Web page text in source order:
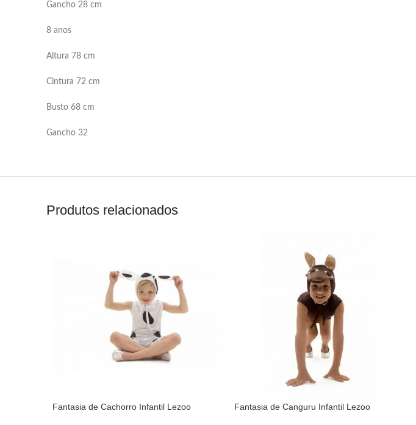
Gancho 28 cm
8 anos
Altura 78 cm
Cintura 72 cm
Busto 68 cm
Gancho 32
Produtos relacionados
Fantasia de Cachorro Infantil Lezoo Fantasia de Canguru Infantil Lezoo